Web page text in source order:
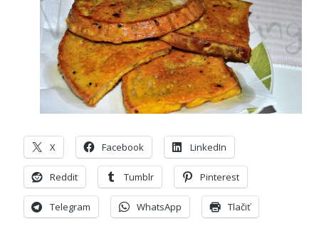
X Facebook LinkedIn
Reddit Tumblr Pinterest
Telegram WhatsApp Tlačiť